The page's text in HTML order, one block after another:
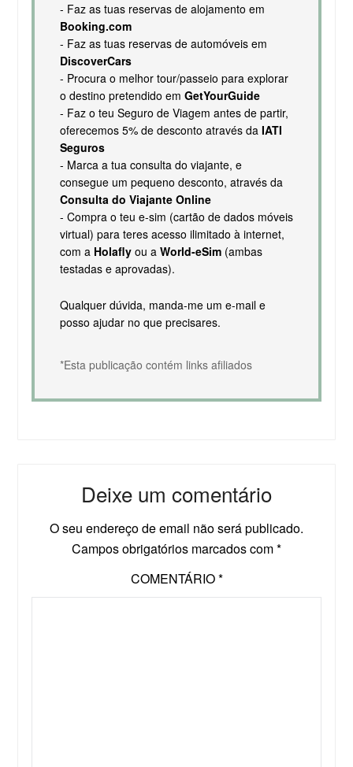
- Faz as tuas reservas de alojamento em
Booking.com
- Faz as tuas reservas de automóveis em
DiscoverCars
- Procura o melhor tour/passeio para explorar
o destino pretendido em GetYourGuide
- Faz o teu Seguro de Viagem antes de partir,
oferecemos 5% de desconto através da IATI
Seguros
- Marca a tua consulta do viajante, e
consegue um pequeno desconto, através da
Consulta do Viajante Online
- Compra o teu e-sim (cartão de dados móveis
virtual) para teres acesso ilimitado à internet,
com a Holaflyou a World-eSim(ambas
testadas e aprovadas).
Qualquer dúvida, manda-me um e-mail e
posso ajudar no que precisares.
*Esta publicação contém links afiliados
Deixe um comentário
O seu endereço de email não será publicado.
Campos obrigatórios marcados com*
COMENTÁRIO*